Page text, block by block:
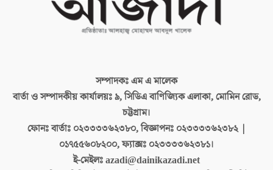
সম্পাদকঃএম এ মালেক
বার্তা ও সম্পাদকীয় কার্যালয়ঃ৯, সিডিএ বাণিজ্যিক এলাকা, মোমিন রোড,
চট্টগ্রাম।
ফোনঃ বার্তাঃ ০২৩৩৩৩৬২৩৮০, বিজ্ঞাপনঃ ০২৩৩৩৩৬২৩৮২ |
০১৭৫৫৬০৮২০০, ফ্যাক্সঃ ০২৩৩৩৩৬২৩৮১।
ই-মেইলঃazadi@dainikazadi.net